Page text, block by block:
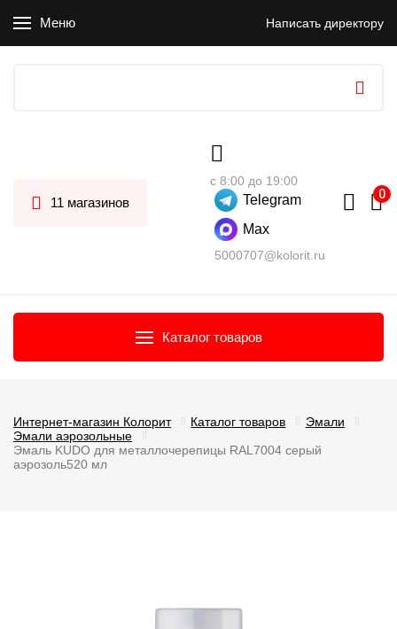
Меню Написать директору
11 магазинов
с 8:00 до 19:00
Telegram
Max
5000707@kolorit.ru
Каталог товаров
Интернет-магазин Колорит Каталог товаров
Эмали
Эмали аэрозольные
Эмаль KUDO для металлочерепицы RAL7004 серый
аэрозоль520 мл